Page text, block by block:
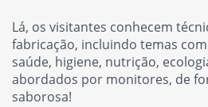
Lá, os visitantes conhecem
fabricação, incluindo temas
saúde, higiene, nutrição,
abordados por monitores, de
saborosa!